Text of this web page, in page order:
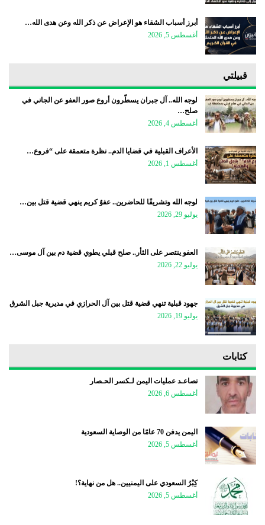
أبرز أسباب الشقاء هو الإعراض عن ذكر الله وعن هدى الله…
أغسطس 5, 2026
قبيلتي
لوجه الله.. آل جبران يسطّرون أروع صور العفو عن الجاني في
صلح…
أغسطس 4, 2026
الأعراف القبلية في قضايا الدم.. نظرة متعمقة على “فروع…
أغسطس 1, 2026
لوجه الله وتشريفًا للحاضرين.. عفوٌ كريم ينهي قضية قتل بين…
يوليو 29, 2026
العفو ينتصر على الثأر.. صلح قبلي يطوي قضية دم بين آل موسى…
يوليو 22, 2026
جهود قبلية تنهي قضية قتل بين آل الحرازي في مديرية جبل الشرق
يوليو 19, 2026
كتابات
تصاعـد عمليات اليمن لـكسر الحـصار
أغسطس 6, 2026
اليمن يدفن 70 عامًا من الوصاية السعودية
أغسطس 5, 2026
كِبْرُ السعودي على اليمنيين.. هل من نهاية؟!
أغسطس 5, 2026